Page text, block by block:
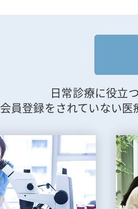
日常診療に役立
会員登録をされていない医